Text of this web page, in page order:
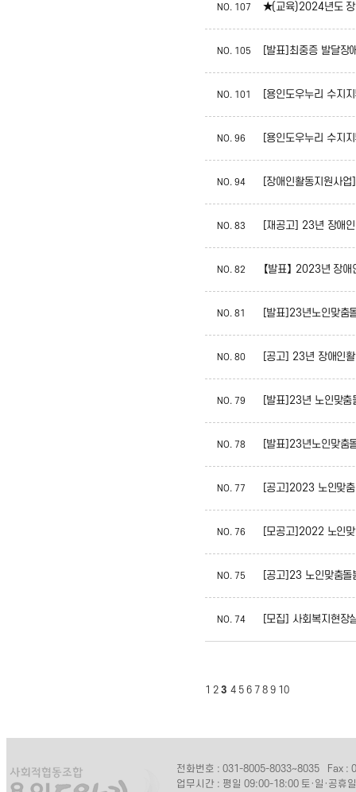
NO. 107 ★(교육)2024년도 장
NO. 105 [발표]최중증 발달장
NO. 101 [용인도우누리 수지
NO. 96 [용인도우누리 수지
NO. 94 [장애인활동지원사
NO. 83 [재공고] 23년 장애
NO. 82 【발표】 2023년 장
NO. 81 [발표]23년노인맞춤
NO. 80 [공고] 23년 장애인
NO. 79 [발표]23년 노인맞
NO. 78 [발표]23년노인맞춤
NO. 77 [공고]2023 노인맞
NO. 76 [모공고]2022 노인
NO. 75 [공고]23 노인맞춤
NO. 74 [모집] 사회복지현
1 2 3 4 5 6 7 8 9 10
전화번호 : 031-8005-8033~8035
Fax :
업무시간 : 평일 09:00-18:00 토·일·공휴